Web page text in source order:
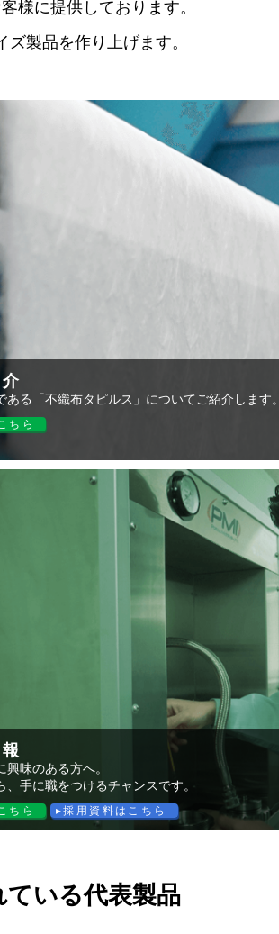
様に提供しております。
製品を作り上げます。
ある「不織布タピルス」についてご紹介します。
ちら
興味のある方へ。
、手に職をつけるチャンスです。
ちら 採用資料はこちら
いる代表製品